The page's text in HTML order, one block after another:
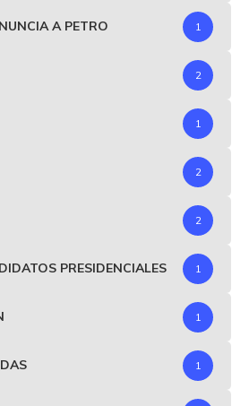
A PETRO 1
2
1
2
2
PRESIDENCIALES 1
1
1